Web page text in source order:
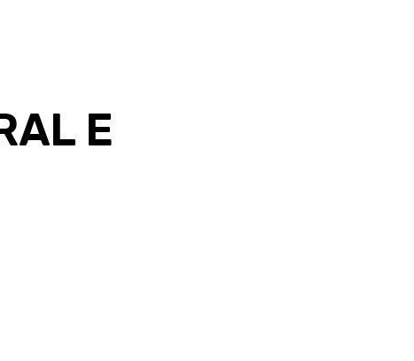
E